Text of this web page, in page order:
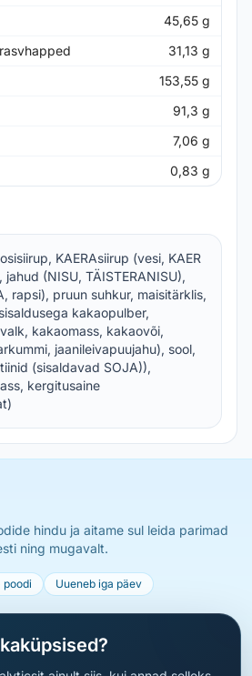
45,65 g
31,13 g
153,55 g
91,3 g
7,06 g
0,83 g
KAERAsiirup (vesi, KAER
(NISU, TÄISTERANISU),
rapsi), pruun suhkur, maisitärklis,
kakaopulber,
kakaomass, kakaovõi,
jaanileivapuujahu), sool,
(sisaldavad SOJA)),
kergitusaine
hindu ja aitame sul leida parimad
ning mugavalt.
poodi Uueneb iga päev